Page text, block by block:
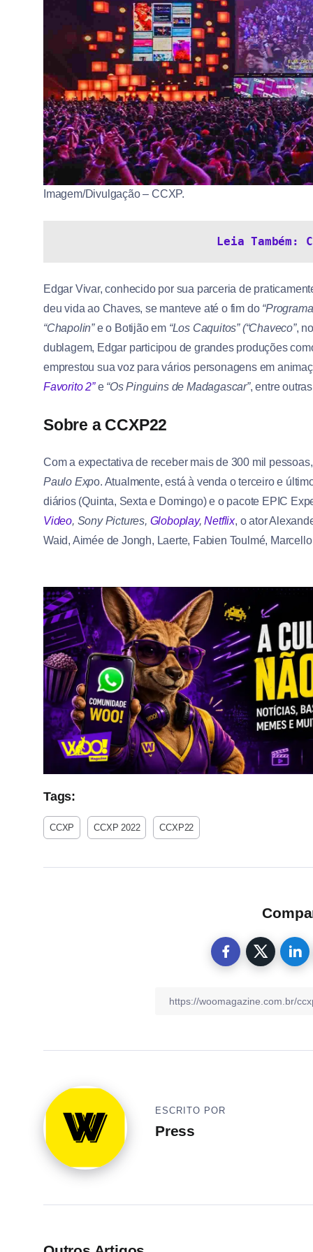
Imagem/Divulgação – CCXP.
Leia
Edgar Vivar, conhecido por sua parceria de
deu vida ao Chaves, se manteve até o fim do
“Chapolin”e o Botijão em “Los Caquitos” (“Chaveco”,
dublagem, Edgar participou de grandes produções
emprestou sua voz para vários personagens em
Favorito 2” e “Os Pinguins de Madagascar”, entre
Sobre a CCXP22
Com a expectativa de receber mais de 300 mil
Paulo Expo. Atualmente, está à venda o terceiro e
diários (Quinta, Sexta e Domingo) e o pacote EPIC
Video, Sony Pictures, Globoplay,Netflix, o ator
Waid, Aimée de Jongh, Laerte, Fabien Toulmé,
Tags:
CCXP CCXP 2022 CCXP22
ESCRITO POR
Press